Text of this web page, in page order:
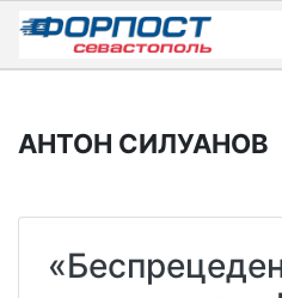
Skip
content
АНТОН СИЛУАНОВ